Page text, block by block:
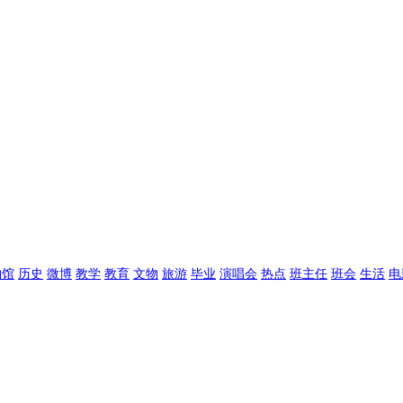
历史 微博 教学 教育 文物 旅游 毕业 演唱会 热点 班主任 班会 生活